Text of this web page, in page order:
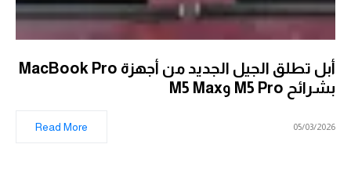
أبل تطلق الجيل الجديد من أجهزة MacBook Pro
بشرائح M5 Pro وM5 Max
05/03/2026
Read More